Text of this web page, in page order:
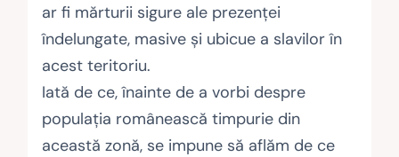
ar fi mărturii sigure ale prezenței
îndelungate, masive și ubicue a slavilor în
acest teritoriu.
Iată de ce, înainte de a vorbi despre
populația românească timpurie din
această zonă, se impune să aflăm de ce